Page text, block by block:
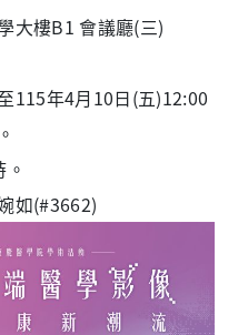
大樓B1 會議廳(三)
115年4月10日(五)12:00
如(#3662)